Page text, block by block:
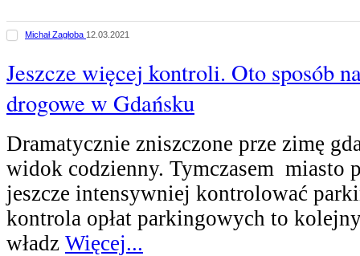
Michał Zagłoba 12.03.2021
Jeszcze więcej kontroli. Oto sposób
drogowe w Gdańsku
Dramatycznie zniszczone prze zimę
widok codzienny. Tymczasem miasto
jeszcze intensywniej kontrolować
kontrola opłat parkingowych to
władz Więcej...